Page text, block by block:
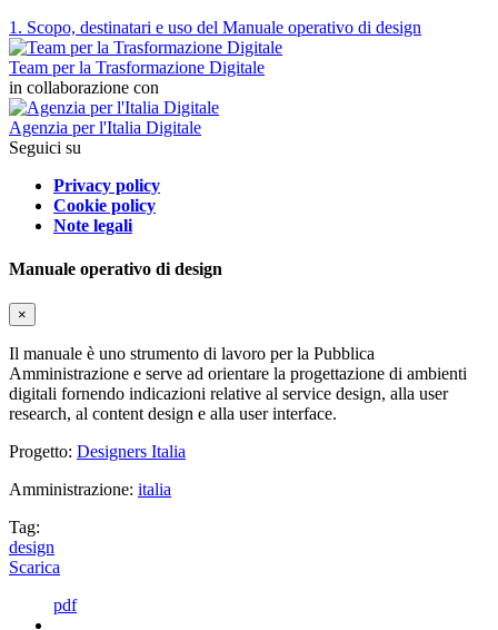
1. Scopo, destinatari e uso del Manuale operativo di design
Team per la Trasformazione Digitale
in collaborazione con
Agenzia per l'Italia Digitale
Seguici su
Privacy policy
Cookie policy
Note legali
Manuale operativo di design
×
Il manuale è uno strumento di lavoro per la Pubblica
Amministrazione e serve ad orientare la progettazione di ambienti
digitali fornendo indicazioni relative al service design, alla user
research, al content design e alla user interface.
Progetto: Designers Italia
Amministrazione: italia
Tag:
design
Scarica
pdf